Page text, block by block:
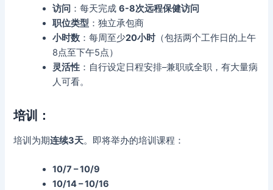
访问 ：每天完成6-8次远程保健访问
职位类型 ：独立承包商
小时数 ：每周至少20小时（包括两个工作日的上午
8点至下午5点）
灵活性 ：自行设定日程安排–兼职或全职，有大量病
人可看。
培训 ：
培训为期连续3天。即将举办的培训课程：
10/7 – 10/9
10/14 – 10/16